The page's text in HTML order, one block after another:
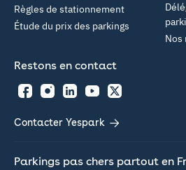
Nos
Règles de stationnement
Étude du prix des parkings
Restons en contact
FacebookInstagramLinkedInYouTubeTwitter
Contacter Yespark
Parkings pas chers partout en